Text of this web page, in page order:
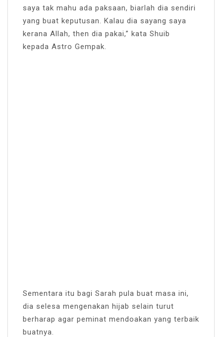
saya tak mahu ada paksaan, biarlah dia sendiri
yang buat keputusan. Kalau dia sayang saya
kerana Allah, then dia pakai,” kata Shuib
kepada Astro Gempak.
Sementara itu bagi Sarah pula buat masa ini,
dia selesa mengenakan hijab selain turut
berharap agar peminat mendoakan yang terbaik
buatnya.